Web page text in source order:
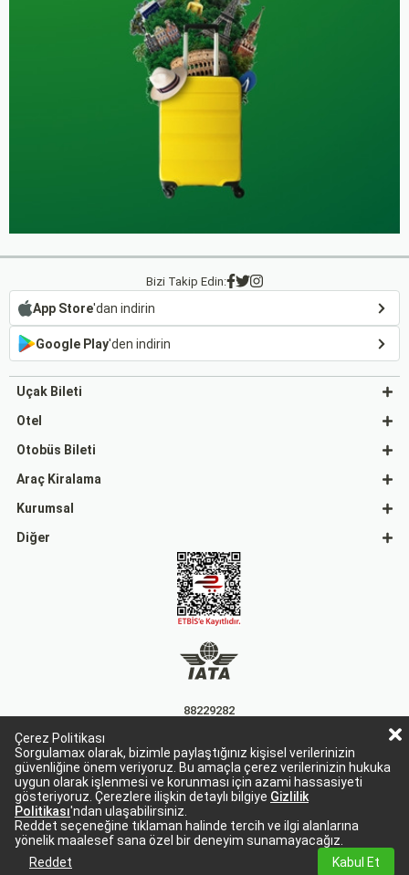
Çerez Politikası
Sorgulamax olarak, bizimle paylaştığınız kişisel verilerinizin
güvenliğine önem veriyoruz. Bu amaçla çerez verilerinizin hukuka
uygun olarak işlenmesi ve korunması için azami hassasiyeti
gösteriyoruz. Çerezlere ilişkin detaylı bilgiye Gizlilik
Politikası'ndan ulaşabilirsiniz.
Reddet seçeneğine tıklaman halinde tercih ve ilgi alanlarına
yönelik maalesef sana özel bir deneyim sunamayacağız.
Reddet
Kabul Et
Bizi Takip Edin:
App Store'dan indirin
Google Play'den indirin
Uçak Bileti
Otel
Otobüs Bileti
Araç Kiralama
Kurumsal
Diğer
88229282
15863
Sorgulamax Turizim, TURSAB Belge No: 15863